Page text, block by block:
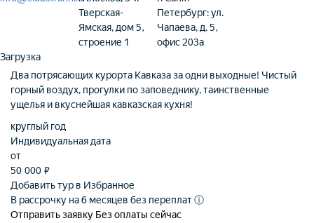
Тверская-
Ямская, дом 5,
строение 1
Петербург: ул.
Чапаева, д. 5,
офис 203а
Загрузка
Два потрясающих курорта Кавказа за одни выходные! Чистый
горный воздух, прогулки по заповеднику, таинственные
ущелья и вкуснейшая кавказская кухня!
круглый год
Индивидуальная дата
от
50 000 ₽
Добавить тур в Избранное
В рассрочку на 6 месяцев без переплатⓘ
Отправить заявку Без оплаты сейчас